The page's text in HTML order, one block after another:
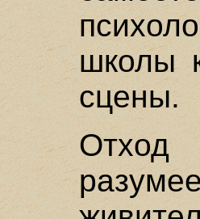
школы
сцены.